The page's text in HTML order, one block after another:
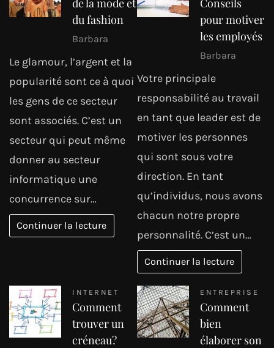
de la mode et
du fashion
Barbara
Le glamour, l’argent et la
popularité sont ce à quoi
les gens de ce secteur
sont associés. C’est un
secteur qui peut même
donner au secteur
informatique une
concurrence sur…
Continuer la lecture
Conseils
pour motiver
les employés
Barbara
Votre principale
responsabilité au travail
en tant que leader est de
motiver les personnes
qui sont sous votre
direction. En tant
qu’individus, nous avons
chacun notre propre
personnalité. C’est un…
Continuer la lecture
INTERNET
Comment
trouver un
créneau?
ENTREPRISE
Comment
bien
élaborer son